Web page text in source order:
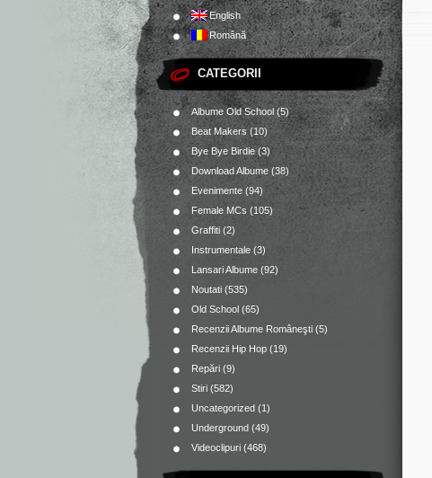
English
Română
CATEGORII
Albume Old School(5)
Beat Makers(10)
Bye Bye Birdie(3)
Download Albume (38)
Evenimente (94)
Female MCs (105)
Graffiti (2)
Instrumentale (3)
Lansari Albume (92)
Noutati (535)
Old School (65)
Recenzii Albume Româneşti (5)
Recenzii Hip Hop (19)
Repări (9)
Stiri (582)
Uncategorized (1)
Underground (49)
Videoclipuri (468)